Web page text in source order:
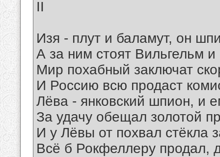
II
Изя - плут и баламут, он
А за ним стоят Вильгельм
Мир похабный заключат
И Россию всю продаст
Лёва - янковский шпион, и
За удачу обещал золотой
И у Лёвы от похвал стёкла
Всё б Рокфеллеру продал,